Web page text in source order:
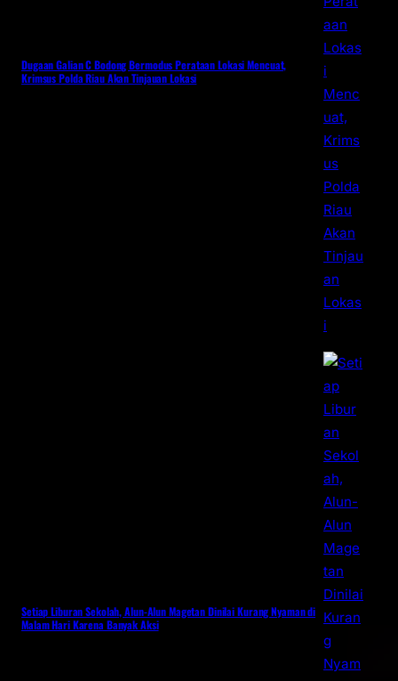
Dugaan Galian C Bodong Bermodus Perataan Lokasi Mencuat,
Krimsus Polda Riau Akan Tinjauan Lokasi
Setiap Liburan Sekolah, Alun-Alun Magetan Dinilai Kurang Nyaman di
Malam Hari Karena Banyak Aksi